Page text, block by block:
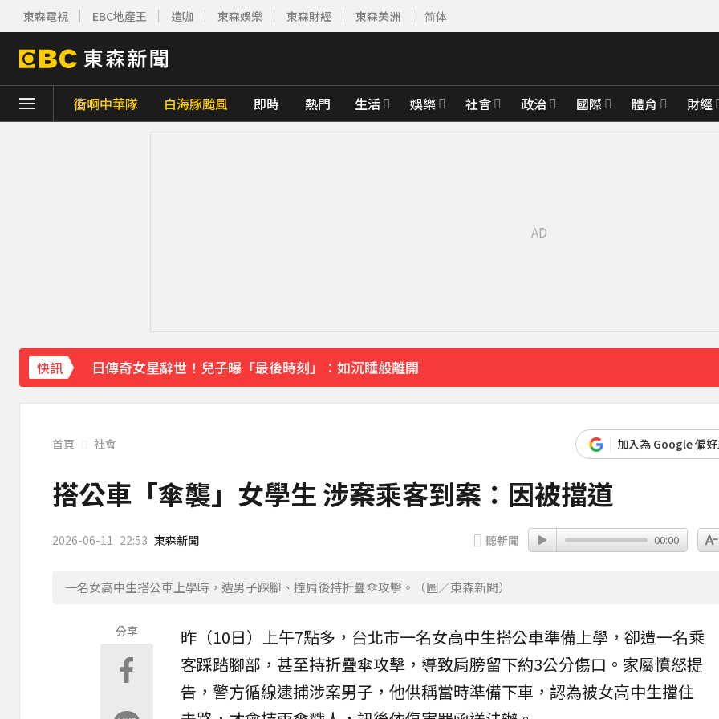
東森電視 EBC地產王 造咖 東森娛樂 東森財經 東森美洲 简体
衝啊中華隊 白海豚颱風 即時 熱門 生活 娛樂 社會 政治 國際 體育 財經
快訊
日傳奇女星辭世！兒子曝「最後時刻」：如沉睡般離開
下載東森App，隨時掌握天下大小事！
《理財達人秀》X 安聯投信免費講座報名中！搶先卡位 2027
首頁 社會 加入為 Google 偏
搭公車「傘襲」女學生 涉案乘客到案：因被擋道
2026-06-11 22:53 東森新聞 聽新聞 00:00
一名女高中生搭公車上學時，遭男子踩腳、撞肩後持折疊傘攻擊。（圖／東森新聞）
分享 昨（10日）上午7點多，台北市一名女高中生搭公車準備上學，卻遭一名乘
客踩踏腳部，甚至持折疊傘攻擊，導致肩膀留下約3公分傷口 。家屬憤怒提
告，警方循線逮捕涉案男子，他供稱當時準備下車，認為被女高中生擋住